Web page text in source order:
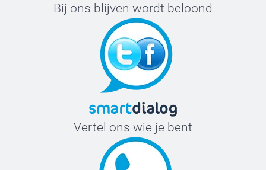
Bij ons blijven wordt beloond
Vertel ons wie je bent